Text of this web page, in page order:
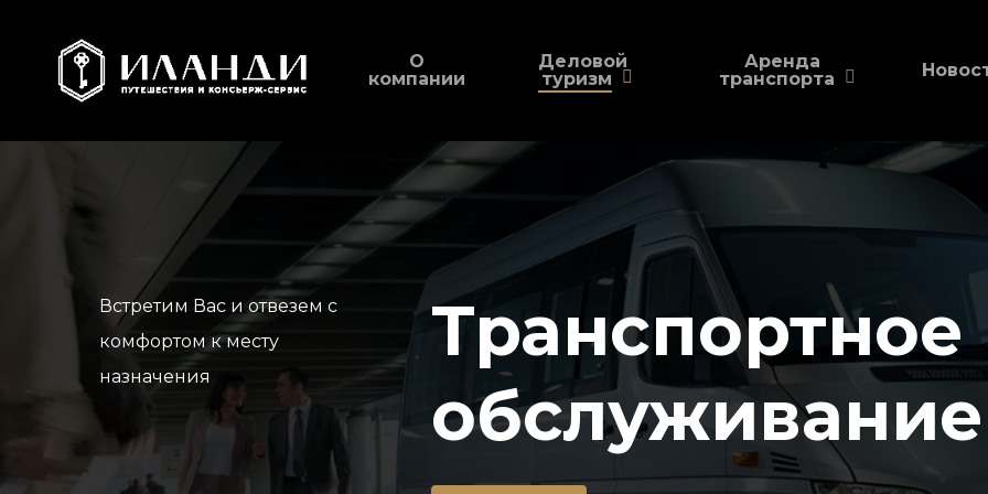
О
компании
Деловой
туризм
Аренда
транспорта
Встретим Вас и отвезем с
комфортом к месту
назначения
Транспортное
обслуживание